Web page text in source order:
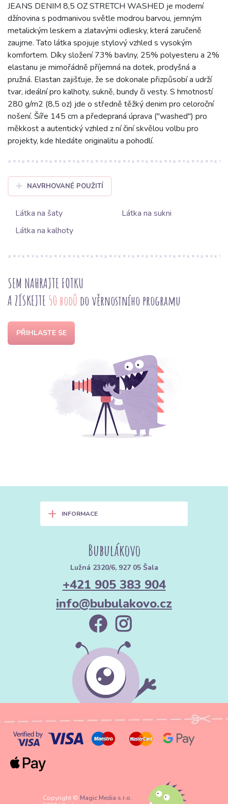
JEANS DENIM 8,5 OZ STRETCH WASHED je moderní
džínovina s podmanivou světle modrou barvou, jemným
metalickým leskem a zlatavými odlesky, která zaručeně
zaujme. Tato látka spojuje stylový vzhled s vysokým
komfortem. Díky složení 73% bavlny, 25% polyesteru a 2%
elastanu je mimořádně příjemná na dotek, prodyšná a
pružná. Elastan zajišťuje, že se dokonale přizpůsobí a udrží
tvar, ideální pro kalhoty, sukně, bundy či vesty. S hmotností
280 g/m2 (8,5 oz) jde o středně těžký denim pro celoroční
nošení. Šíře 145 cm a předepraná úprava ("washed") pro
měkkost a autentický vzhled z ní činí skvělou volbu pro
projekty, kde hledáte originalitu a pohodlí.
NAVRHOVANÉ POUŽITÍ
Látka na šaty
Látka na sukni
Látka na kalhoty
SEM NAHRAJTE FOTKU
A ZÍSKEJTE 50 bodů do věrnostního programu
PŘIHLASTE SE
+ INFORMACE
Bubulákovo
Lužná 2320/6, 927 05 Šala
+421 905 383 904
info@bubulakovo.cz
Copyright © Magic Media s.r.o.